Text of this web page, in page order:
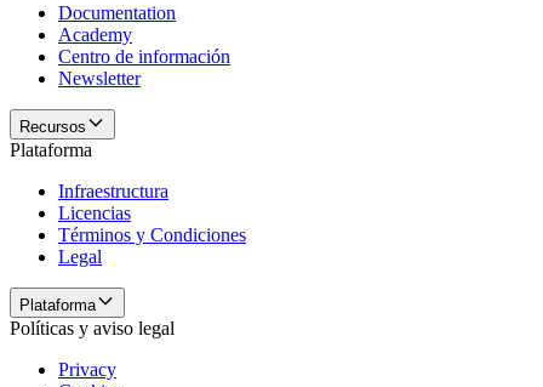
Documentation
Academy
Centro de información
Newsletter
Recursos
Plataforma
Infraestructura
Licencias
Términos y Condiciones
Legal
Plataforma
Políticas y aviso legal
Privacy